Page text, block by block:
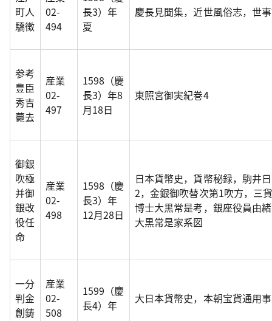
町人
驕徴
02-
494
長3）年
夏
慶長見聞集，近世風俗志，世
参考
豊臣
秀吉
薨去
産業
02-
497
1598（慶
長3）年8
月18日
東照宮御実紀巻4
御銀
吹極
并御
銀改
役任
命
産業
02-
498
1598（慶
長3）年
12月28日
日本貨幣史，貨幣秘録，駒井
2，金銀御吹替次第1吹方，三
博士大黒常是考，銀座役員由
大黒常是家系図
一分
判金
創鋳
産業
02-
508
1599（慶
長4）年
大日本貨幣史，本朝宝貨通用